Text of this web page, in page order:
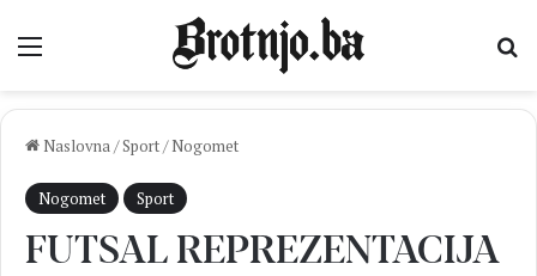
Izbornik
Naslovna/Sport/ Nogomet
Nogomet Sport
FUTSAL REPREZENTACIJA